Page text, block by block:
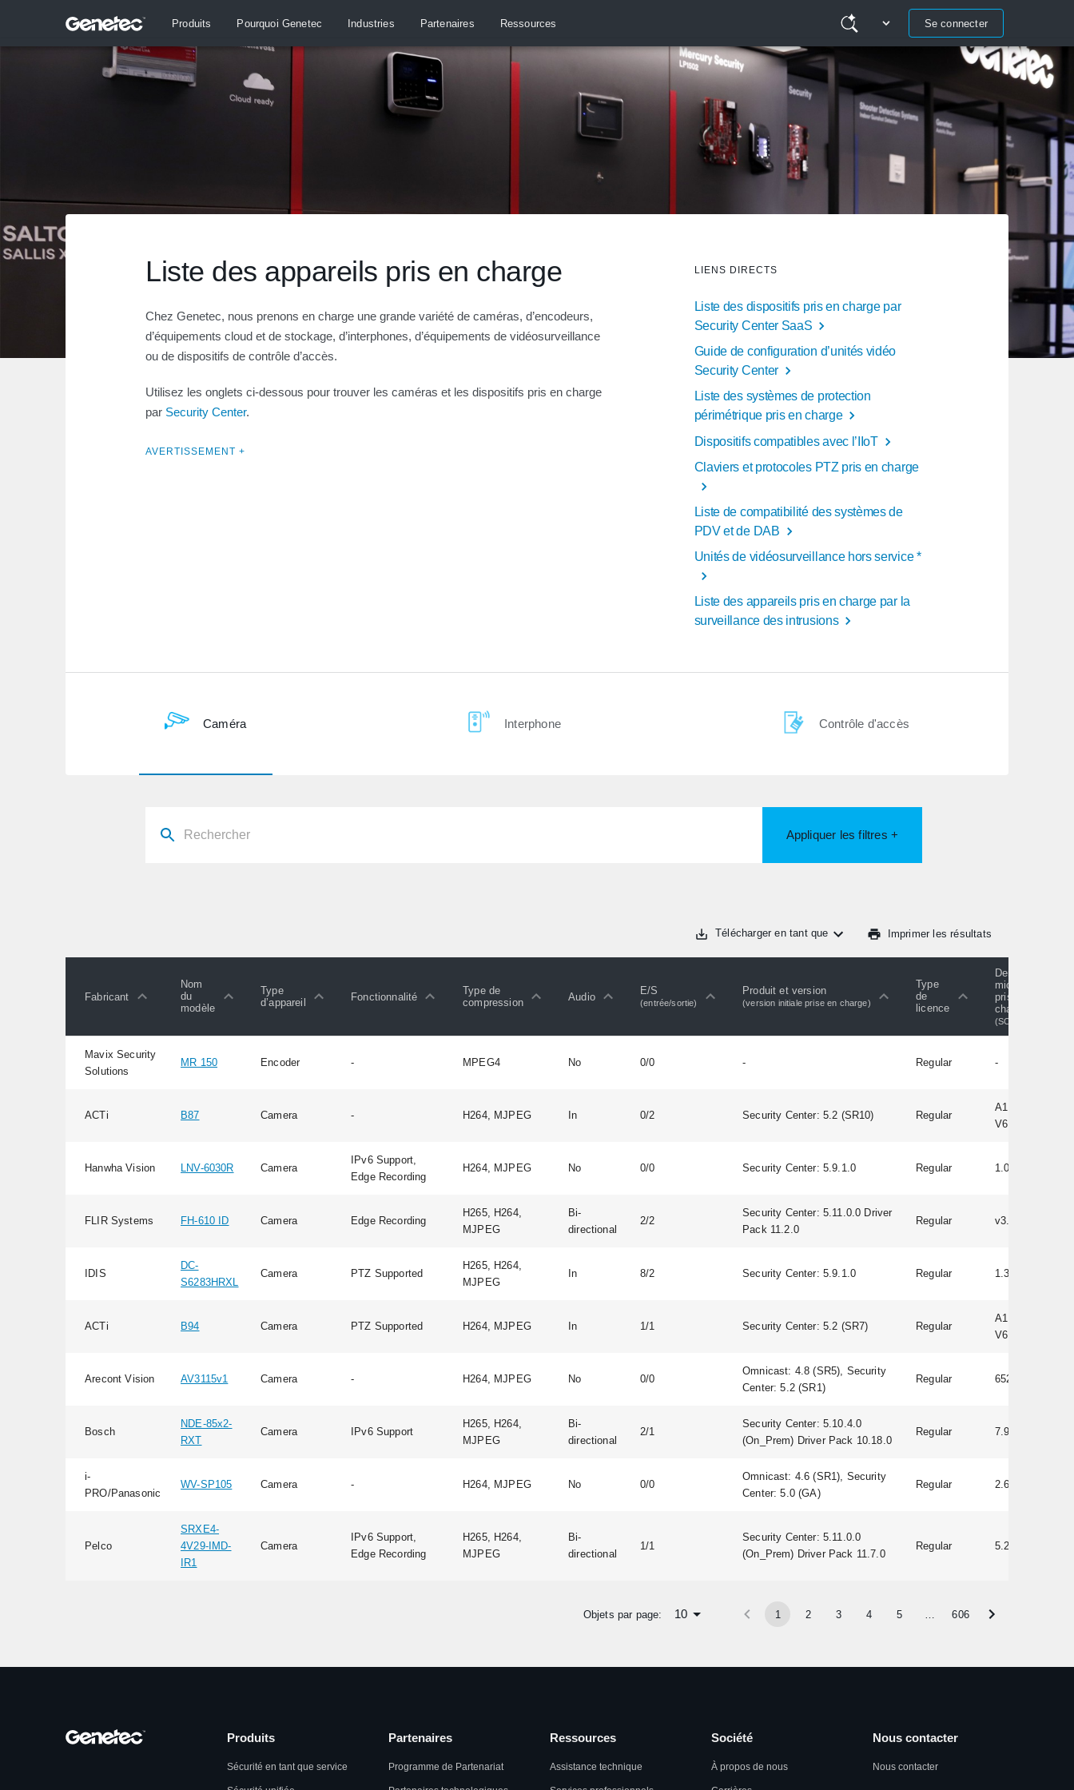
Produits Pourquoi Genetec Industries Partenaires Ressources Se connecter
Liste des appareils pris en charge
Chez Genetec, nous prenons en charge une grande variété de caméras, d’encodeurs,
d’équipements cloud et de stockage, d’interphones, d’équipements de vidéosurveillance
ou de dispositifs de contrôle d’accès.
Utilisez les onglets ci-dessous pour trouver les caméras et les dispositifs pris en charge
par Security Center.
AVERTISSEMENT +
LIENS DIRECTS
Liste des dispositifs pris en charge par
Security Center SaaS
Guide de configuration d’unités vidéo
Security Center
Liste des systèmes de protection
périmétrique pris en charge
Dispositifs compatibles avec l’IIoT
Claviers et protocoles PTZ pris en charge
Liste de compatibilité des systèmes de
PDV et de DAB
Unités de vidéosurveillance hors service *
Liste des appareils pris en charge par la
surveillance des intrusions
Caméra Interphone Contrôle d'accès
Appliquer les filtres +
Télécharger en tant que Imprimer les résultats
Fabricant
Nom
du
modèle
Type
d’appareil
Fonctionnalité
Type de
compression
Audio E/S
(entrée/sortie)
Produit et version
(version initiale prise en charge)
Type
de
licence
Dernier
micrologiciel
pris en
charge
(SC)
Mavix Security
Solutions
MR 150 Encoder - MPEG4 No 0/0 - Regular -
ACTi B87 Camera - H264, MJPEG In 0/2 Security Center: 5.2 (SR10) Regular
A1D-500-
V6.09.06-AC
Hanwha Vision LNV-6030R Camera
IPv6 Support,
Edge Recording
H264, MJPEG No 0/0 Security Center: 5.9.1.0 Regular 1.03
FLIR Systems FH-610 ID Camera Edge Recording
H265, H264,
MJPEG
Bi-
directional
2/2
Security Center: 5.11.0.0 Driver
Pack 11.2.0
Regular v3.0.0.12
IDIS
DC-
S6283HRXL
Camera PTZ Supported
H265, H264,
MJPEG
In 8/2 Security Center: 5.9.1.0 Regular 1.3.0
ACTi B94 Camera PTZ Supported H264, MJPEG In 1/1 Security Center: 5.2 (SR7) Regular
A1D-500-
V6.09.06-AC
Arecont Vision AV3115v1 Camera - H264, MJPEG No 0/0
Omnicast: 4.8 (SR5), Security
Center: 5.2 (SR1)
Regular 65249
Bosch
NDE-85x2-
RXT
Camera IPv6 Support
H265, H264,
MJPEG
Bi-
directional
2/1
Security Center: 5.10.4.0
(On_Prem) Driver Pack 10.18.0
Regular 7.90.0098
i-
PRO/Panasonic
WV-SP105 Camera - H264, MJPEG No 0/0
Omnicast: 4.6 (SR1), Security
Center: 5.0 (GA)
Regular 2.60
Pelco
SRXE4-
4V29-IMD-
IR1
Camera
IPv6 Support,
Edge Recording
H265, H264,
MJPEG
Bi-
directional
1/1
Security Center: 5.11.0.0
(On_Prem) Driver Pack 11.7.0
Regular 5.20.0.22
Objets par page: 10 1 2 3 4 5 606
Produits
Sécurité en tant que service
Partenaires
Programme de Partenariat
Ressources
Assistance technique
Société
À propos de nous
Nous contacter
Nous contacter